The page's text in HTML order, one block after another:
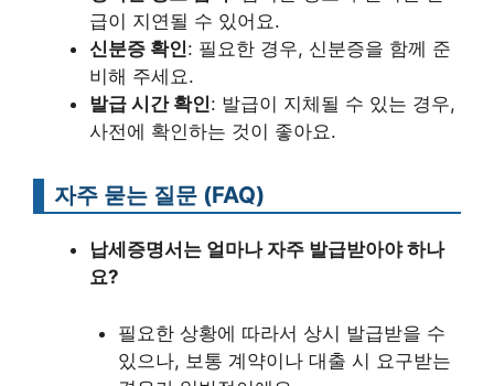
급이 지연될 수 있어요.
신분증 확인: 필요한 경우, 신분증을 함께 준
비해 주세요.
발급 시간 확인: 발급이 지체될 수 있는 경우,
사전에 확인하는 것이 좋아요.
자주 묻는 질문 (FAQ)
납세증명서는 얼마나 자주 발급받아야 하나
요?
필요한 상황에 따라서 상시 발급받을 수
있으나, 보통 계약이나 대출 시 요구받는